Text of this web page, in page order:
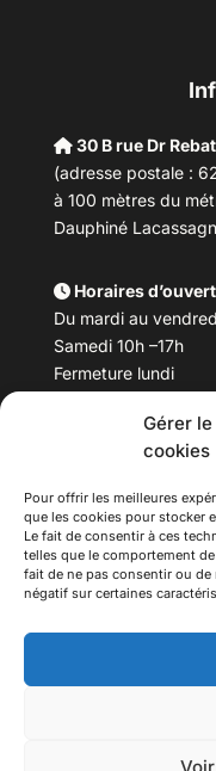
Gérer
cookies
Pour offrir les meilleures
que les cookies pour stocker
Le fait de consentir à ces
telles que le comportement
fait de ne pas consentir ou
négatif sur certaines
30 B rue Dr
(adresse postale :
à 100 mètres du
Dauphiné
Horaires
Du mardi au
Samedi 10h –17h
Fermeture lundi
Téléphone : 04